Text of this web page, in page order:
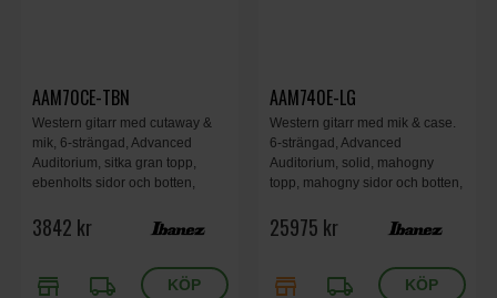
AAM70CE-TBN
Western gitarr med cutaway &
mik, 6-strängad, Advanced
Auditorium, sitka gran topp,
ebenholts sidor och botten,
purpleheart, okoume hals, A.I.R.
3842 kr
store local_shipping
AAM740E-LG
Western gitarr med mik & case.
6-strängad, Advanced
Auditorium, solid, mahogny
topp, mahogny sidor och botten,
greppbräda, mahogny hals,
25975 kr
store local_shipping